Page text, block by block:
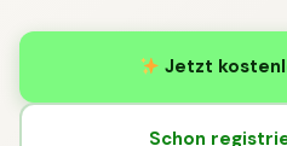
Jetzt
Schon